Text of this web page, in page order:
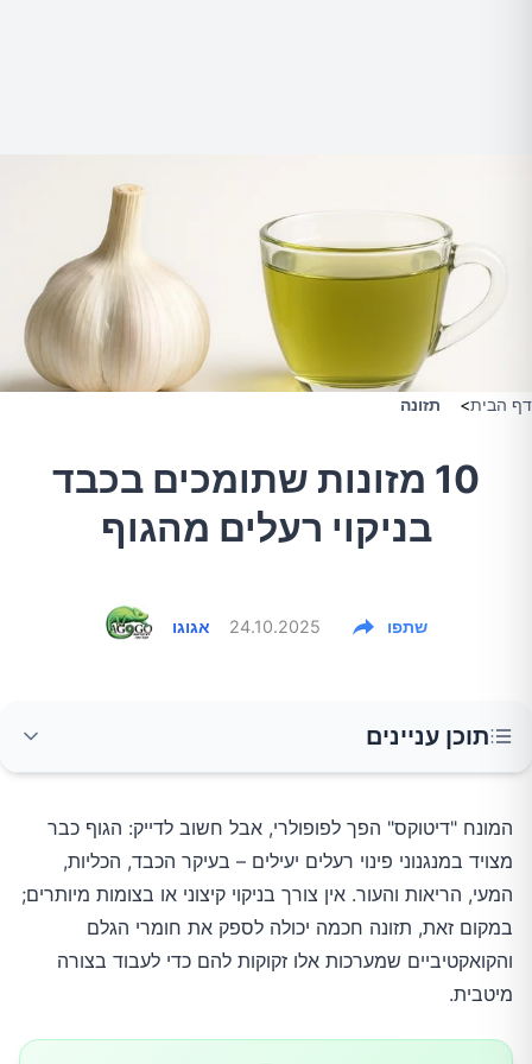
דף הבית> תזונה
10 מזונות שתומכים בכבד
בניקוי רעלים מהגוף
אגוגו 24.10.2025 שתפו
תוכן עניינים
איך הגוף "מנטרל" ומפנה רעלים – בקצרה
מזונות מפתח שתומכים במערכות ניקוי הרעלים
1) ירקות מצליבים (ברוקולי, נבטי ברוקולי, כרוב, קייל,
כרובית)
המונח "דיטוקס" הפך לפופולרי, אבל חשוב לדייק: הגוף כבר
מצויד במנגנוני פינוי רעלים יעילים – בעיקר הכבד, הכליות,
המעי, הריאות והעור. אין צורך בניקוי קיצוני או בצומות מיותרים;
במקום זאת, תזונה חכמה יכולה לספק את חומרי הגלם
והקואקטיביים שמערכות אלו זקוקות להם כדי לעבוד בצורה
מיטבית.